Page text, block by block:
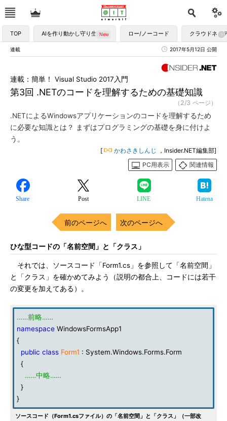
TOP AIを作り動かし守り生かす ロー/ノーコード クラウドネイ
連載 2017年5月12日 公開
第3回 .NETのコードを理解するための基礎知識
連載：簡単！ Visual Studio 2017入門
（2/3 ページ）
.NETによるWindowsアプリケーションのコードを理解するため
に必要な知識とは？ まずはプログラミングの基礎を身に付けよ
う。
[ かわさきしんじ
，Insider.NET編集部]
PC用表示
関連情報
Share Post LINE Hatena
前のページへ 次のページへ
ひな型コードの「名前空間」と「クラス」
それでは、ソースコード「Form1.cs」を参照して「名前空間」
と「クラス」を確かめてみよう（説明の都合上、コードには若干
の変更を加えてある）。
……前略……
namespace WindowsFormsApp1
{
public class Form1 : System.Windows.Forms.Form
{
……中略……
}
}
ソースコード（Form1.csファイル）の「名前空間」と「クラス」（一部改